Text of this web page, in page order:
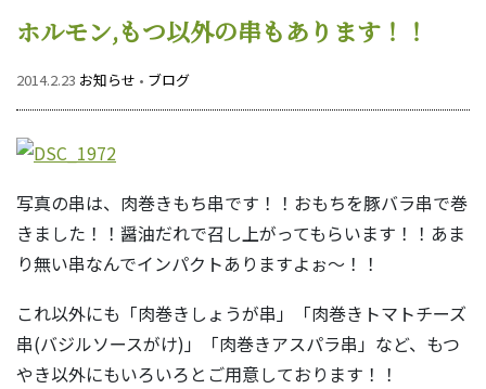
ホルモン,もつ以外の串もあります！！
2014.2.23 お知らせ • ブログ
写真の串は、肉巻きもち串です！！おもちを豚バラ串で巻
きました！！醤油だれで召し上がってもらいます！！あま
り無い串なんでインパクトありますよぉ～！！
これ以外にも「肉巻きしょうが串」「肉巻きトマトチーズ
串(バジルソースがけ)」「肉巻きアスパラ串」など、もつ
やき以外にもいろいろとご用意しております！！